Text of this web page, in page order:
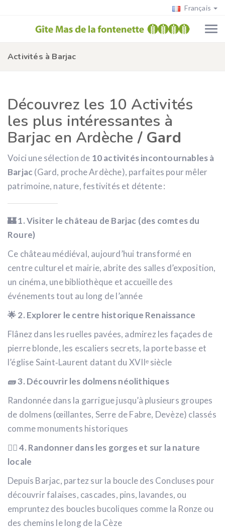
Français
Activités à Barjac
Découvrez les 10 Activités
les plus intéressantes à
Barjac en Ardèche / Gard
Voici une sélection de 10 activités incontournables à
Barjac (Gard, proche Ardèche), parfaites pour mêler
patrimoine, nature, festivités et détente :
🏰 1. Visiter le château de Barjac (des comtes du
Roure)
Ce château médiéval, aujourd’hui transformé en
centre culturel et mairie, abrite des salles d’exposition,
un cinéma, une bibliothèque et accueille des
événements tout au long de l’année
🌟 2. Explorer le centre historique Renaissance
Flânez dans les ruelles pavées, admirez les façades de
pierre blonde, les escaliers secrets, la porte basse et
l’église Saint‑Laurent datant du XVIIᵉ siècle
🧱 3. Découvrir les dolmens néolithiques
Randonnée dans la garrigue jusqu’à plusieurs groupes
de dolmens (œillantes, Serre de Fabre, Devèze) classés
comme monuments historiques
🚶‍♀️ 4. Randonner dans les gorges et sur la nature
locale
Depuis Barjac, partez sur la boucle des Concluses pour
découvrir falaises, cascades, pins, lavandes, ou
empruntez des boucles bucoliques comme la Ronze ou
des chemins le long de la Cèze